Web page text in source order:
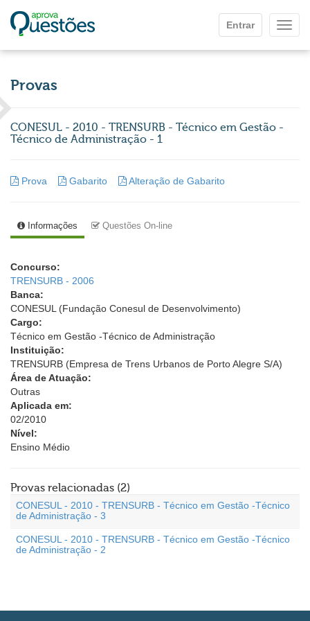
Entrar
Provas
CONESUL - 2010 - TRENSURB - Técnico em Gestão -
Técnico de Administração - 1
Prova Gabarito Alteração de Gabarito
Informações Questões On-line
Concurso:
TRENSURB - 2006
Banca:
CONESUL (Fundação Conesul de Desenvolvimento)
Cargo:
Técnico em Gestão -Técnico de Administração
Instituição:
TRENSURB (Empresa de Trens Urbanos de Porto Alegre S/A)
Área de Atuação:
Outras
Aplicada em:
02/2010
Nível:
Ensino Médio
Provas relacionadas (2)
CONESUL - 2010 - TRENSURB - Técnico em Gestão -Técnico
de Administração - 3
CONESUL - 2010 - TRENSURB - Técnico em Gestão -Técnico
de Administração - 2